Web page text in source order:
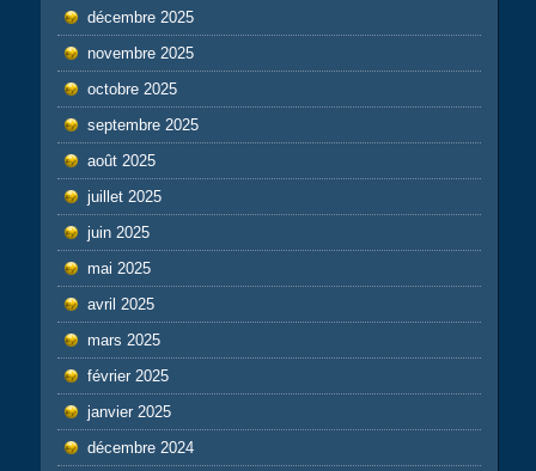
décembre 2025
novembre 2025
octobre 2025
septembre 2025
août 2025
juillet 2025
juin 2025
mai 2025
avril 2025
mars 2025
février 2025
janvier 2025
décembre 2024